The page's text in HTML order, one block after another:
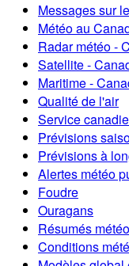
Messages sur
Météo au
Radar météo -
Satellite -
Maritime -
Qualité de l'air
Service
Prévisions
Prévisions à
Alertes météo
Foudre
Ouragans
Résumés
Conditions